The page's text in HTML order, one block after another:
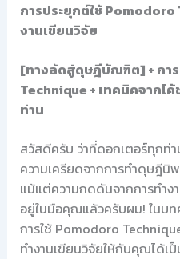
การประยุกต์ใช้
งานเขียนวิจัย
[ทางลัดสู่ดุษฎีบัณฑิต] + กา
Technique + เทคนิคจากโ
ท่าน
สวัสดีครับ ว่าที่ดอกเตอร์ทุก
ความเครียดจากการทำดุษฎีนิ
แม้แต่ความกดดันจากการทำง
อยู่ในมือคุณแล้วครับผม! ในบท
การใช้ Pomodoro
ทำงานเขียนวิจัยให้กับคุณได้เ